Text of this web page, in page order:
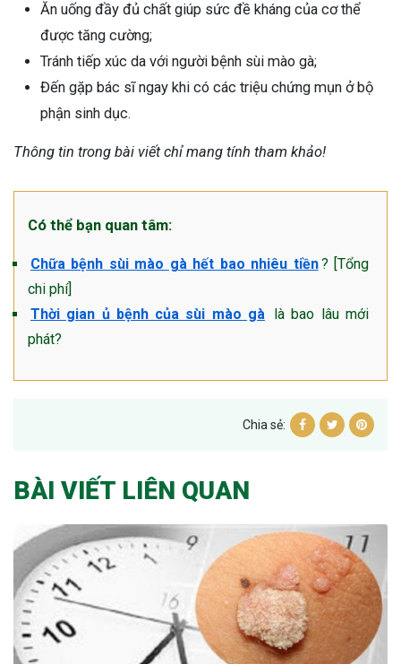
Ăn uống đầy đủ chất giúp sức đề kháng của cơ thể
được tăng cường;
Tránh tiếp xúc da với người bệnh sùi mào gà;
Đến gặp bác sĩ ngay khi có các triệu chứng mụn ở bộ
phận sinh dục.
Thông tin trong bài viết chỉ mang tính tham khảo!
Có thể bạn quan tâm:
Chữa bệnh sùi mào gà hết bao nhiêu tiền? [Tổng
chi phí]
Thời gian ủ bệnh của sùi mào gà
là bao lâu mới
phát?
Chia sẻ:
BÀI VIẾT LIÊN QUAN